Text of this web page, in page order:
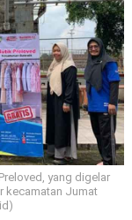
yang digelar
kecamatan Jumat